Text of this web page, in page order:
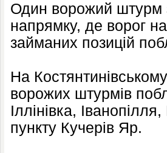
Один ворожий штурм
напрямку, де ворог
займаних позицій
На
ворожих штурмів
Іллінівка,
пункту Кучерів Яр.